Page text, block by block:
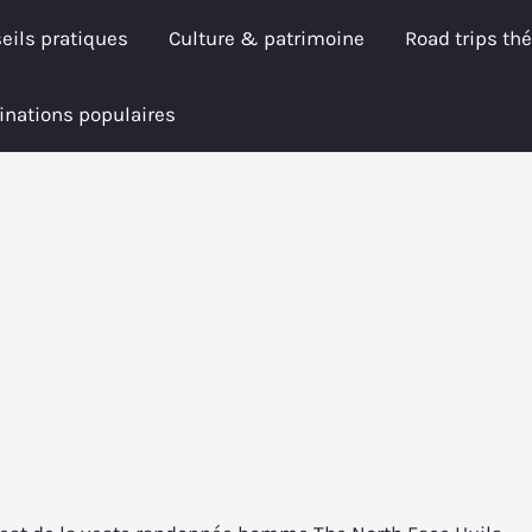
pratiques Culture & patrimoine Road trips
populaires